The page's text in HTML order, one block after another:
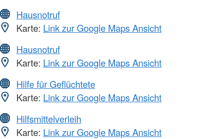
Hausnotruf
Karte: Link zur Google Maps Ansicht
Hausnotruf
Karte: Link zur Google Maps Ansicht
Hilfe für Geflüchtete
Karte: Link zur Google Maps Ansicht
Hilfsmittelverleih
Karte: Link zur Google Maps Ansicht